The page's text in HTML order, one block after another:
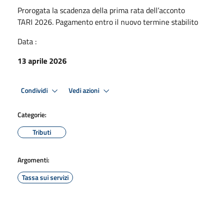
Prorogata la scadenza della prima rata dell’acconto
TARI 2026. Pagamento entro il nuovo termine stabilito
Data :
13 aprile 2026
Condividi Vedi azioni
Categorie:
Tributi
Argomenti:
Tassa sui servizi